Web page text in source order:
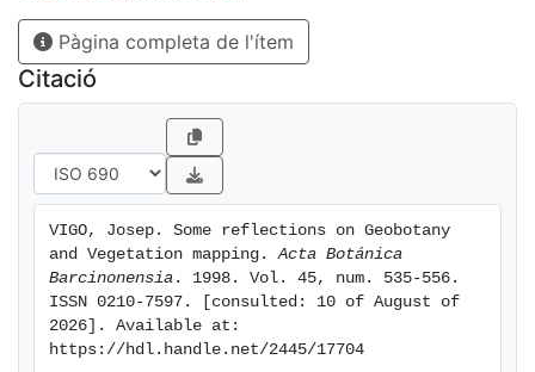
Pàgina completa de l'ítem
Citació
VIGO, Josep. Some reflections on Geobotany
and Vegetation mapping. Acta Botánica
Barcinonensia . 1998. Vol. 45, num. 535-556.
ISSN 0210-7597. [consulted: 10 of August of
2026]. Available at:
https://hdl.handle.net/2445/17704